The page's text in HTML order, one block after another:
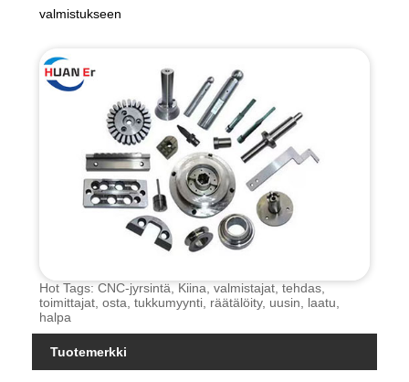
valmistukseen
Hot Tags: CNC-jyrsintä, Kiina, valmistajat, tehdas,
toimittajat, osta, tukkumyynti, räätälöity, uusin, laatu,
halpa
Tuotemerkki